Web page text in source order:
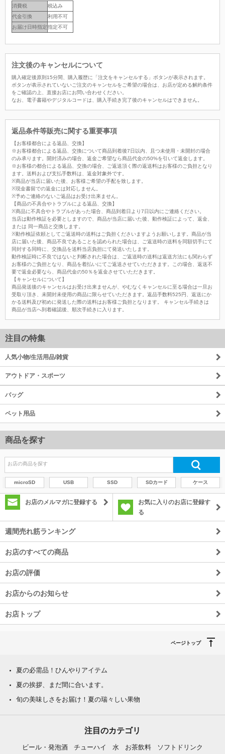
消費税
税込み
代金引換
利用不可
お届け日時指定指定不可
注文後のキャンセルについて
購入確定後原則15分間、購入履歴に「注文をキャンセルする」ボタンが表示されます。
ボタンが表示されていないご注文のキャンセルをご希望の場合は、お店が定める解約条件
をご確認の上、直接お店にお問い合わせください。
なお、電子書籍やデジタルコードは、購入手続き完了後のキャンセルはできません。
返品条件等販売に関する重要事項
【お客様都合による返品、交換】
※お客様都合による返品、交換について商品到着後7日以内、且つ未使用・未開封の場合
のみ承ります。開封済みの場合、返金ご希望なら商品代金の50%を引いて返金します。
※お客様の都合による返品、交換の場合、ご返送頂く際の返送料はお客様のご負担となり
ます。送料および支払手数料は、返金対象外です。
※商品が当店に届いた後、お客様ご希望の手配を致します。
※現金書留での返金には対応しません。
※予めご連絡のないご返品はお受け出来ません。
【商品の不具合やトラブルによる返品、交換】
※商品に不具合やトラブルがあった場合、商品到着日より7日以内にご連絡ください。
当店は動作検証を必要としますので、商品が当店に届いた後、動作検証によって、返金、
または 同一商品と交換します。
※動作検証依頼としてご返送時の送料はご負担くださいますようお願いします。商品が当
店に届いた後、商品不良であることを認められた場合は、ご返送時の送料を同額切手にて
同封する同時に、交換品を送料当店負担にて発送いたします。
動作検証時に不良ではないと判断された場合は、ご返送時の送料は返送方法にも関わらず
お客様のご負担となり、商品を着払いにてご返送させていただきます。この場合、返送不
要で返金必要なら、商品代金の50％を返金させていただきます。
【キャンセルについて】
商品発送後のキャンセルはお受け出来ませんが、やむなくキャンセルに至る場合は一旦お
受取り頂き、未開封未使用の商品に限らせていただきます。返品手数料525円、返送にか
かる送料及び初めに発送した際の送料はお客様ご負担となります。 キャンセル手続きは
商品が当店へ到着確認後、順次手続きに入ります。
注目の特集
人気小物/生活用品/雑貨
アウトドア・スポーツ
バッグ
ペット用品
商品を探す
microSD USB SSD SDカード ケース
お店のメルマガに登録する
お気に入りのお店に登録す
る
週間売れ筋ランキング
お店のすべての商品
お店の評価
お店からのお知らせ
お店トップ
ページトップ
夏の必需品！ひんやりアイテム
夏の挨拶、まだ間に合います。
旬の美味しさをお届け！夏の瑞々しい果物
注目のカテゴリ
ビール・発泡酒 チューハイ 水 お茶飲料 ソフトドリンク